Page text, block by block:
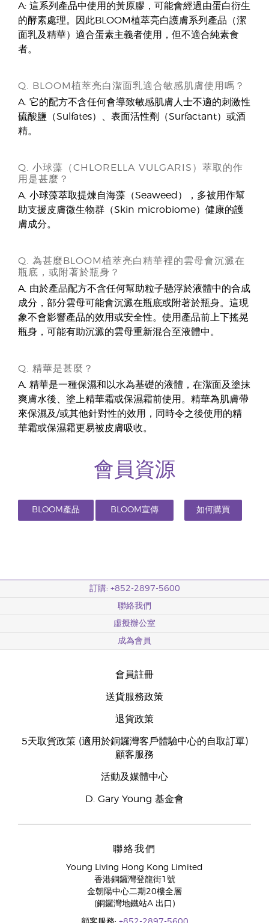
A: 這系列產品中使用的黃原膠，可能會經過由蛋白衍生
的酵素處理。因此BLOOM植萃亮白護膚系列產品（潔
面乳及精華）適合蛋素主義者使用，但不適合純素食
者。
Q. BLOOM植萃亮白潔面乳適合敏感肌膚使用嗎？
A. 它的配方不含任何會導致敏感肌膚人士不適的刺激性
硫酸鹽（Sulfates）、表面活性劑（Surfactant）或酒
精。
Q. 小球藻（CHLORELLA VULGARIS）萃取的作
用是甚麼？
A. 小球藻萃取提煉自海藻（Seaweed），多被用作幫
助支援皮膚微生物群（Skin microbiome）健康的護
膚成分。
Q. 為甚麼BLOOM植萃亮白精華裡的雲母會沉澱在
瓶底，或附著於瓶身？
A. 由於產品配方不含任何幫助粒子懸浮於液體中的合成
成分，部分雲母可能會沉澱在瓶底或附著於瓶身。這現
象不會影響產品的效用或安全性。使用產品前上下搖晃
瓶身，可能有助沉澱的雲母重新混合至液體中。
Q. 精華是甚麼？
A. 精華是一種保濕和以水為基礎的液體，在潔面及塗抹
爽膚水後、塗上精華霜或保濕霜前使用。精華為肌膚帶
來保濕及/或其他針對性的效用，同時令之後使用的精
華霜或保濕霜更易被皮膚吸收。
會員資源
BLOOM產品 BLOOM宣傳 如何購買
訂購: +852-2897-5600
聯絡我們
虛擬辦公室
成為會員
會員註冊
送貨服務政策
退貨政策
5天取貨政策 (適用於銅鑼灣客戶體驗中心的自取訂單)
顧客服務
活動及媒體中心
D. Gary Young 基金會
聯絡我們
Young Living Hong Kong Limited
香港銅鑼灣登龍街1號
金朝陽中心二期20樓全層
(銅鑼灣地鐵站A 出口)